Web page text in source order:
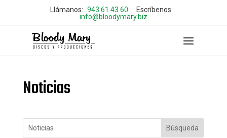
Llámanos: 943 61 43 60
Escríbenos:
info@bloodymary.biz
Noticias